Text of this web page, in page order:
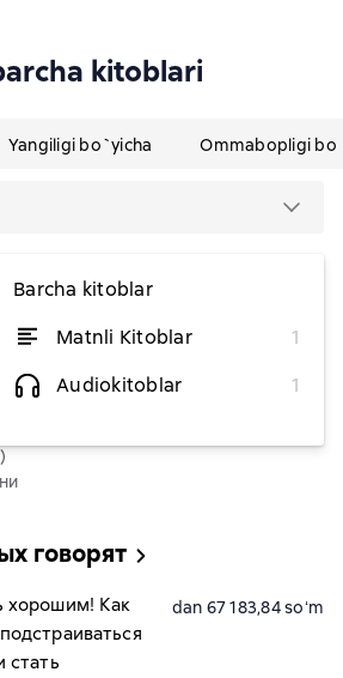
kitoblari
Yangiligi bo`yicha Ommabopligi
Barcha kitoblar
Matnli Kitoblar
1
Audiokitoblar
1
честные истории о
Честный рассказ о
зад своему
mavjud
emas
говорят
хорошим! Как
стать
dan 67 183,84 soʻm